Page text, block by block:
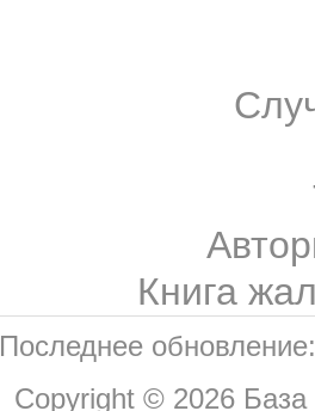
Книга
Последнее
Copyright © 2026 База